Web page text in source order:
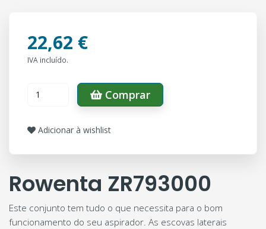
22,62 €
IVA incluído.
Comprar
Adicionar à wishlist
Rowenta ZR793000
Este conjunto tem tudo o que necessita para o bom
funcionamento do seu aspirador. As escovas laterais